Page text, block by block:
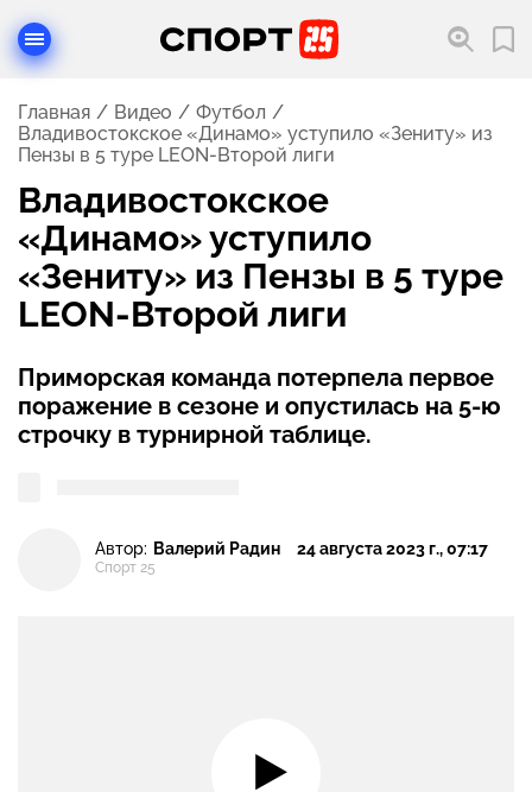
Главная Видео
Футбол
Владивостокское «Динамо» уступило «Зениту» из
Пензы в 5 туре LEON-Второй лиги
Владивостокское
«Динамо» уступило
«Зениту» из Пензы в 5 туре
LEON-Второй лиги
Приморская команда потерпела первое
поражение в сезоне и опустилась на 5-ю
строчку в турнирной таблице.
Автор: Валерий Радин
Спорт 25
24 августа 2023 г., 07:17